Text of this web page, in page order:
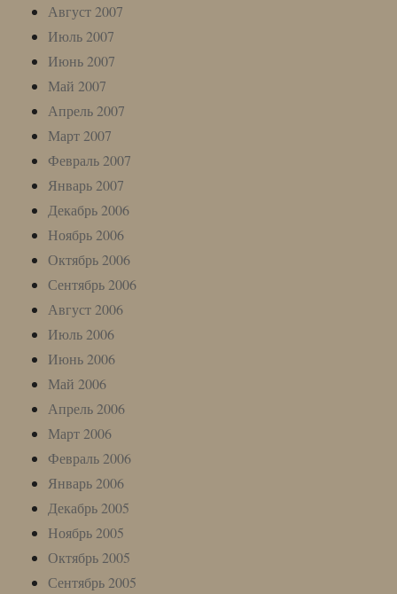
Август 2007
Июль 2007
Июнь 2007
Май 2007
Апрель 2007
Март 2007
Февраль 2007
Январь 2007
Декабрь 2006
Ноябрь 2006
Октябрь 2006
Сентябрь 2006
Август 2006
Июль 2006
Июнь 2006
Май 2006
Апрель 2006
Март 2006
Февраль 2006
Январь 2006
Декабрь 2005
Ноябрь 2005
Октябрь 2005
Сентябрь 2005